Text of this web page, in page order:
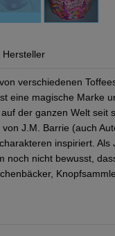
Hersteller
verschiedenen
eine magische Marke
der ganzen Welt seit
J.M. Barrie (auch
inspiriert.
noch nicht bewusst,